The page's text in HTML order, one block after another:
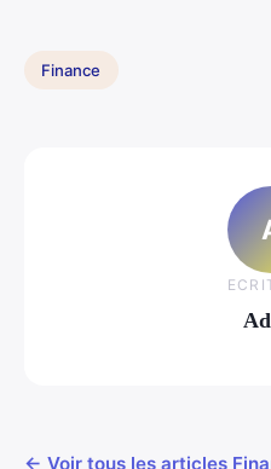
Finance
← Voir tous les articles